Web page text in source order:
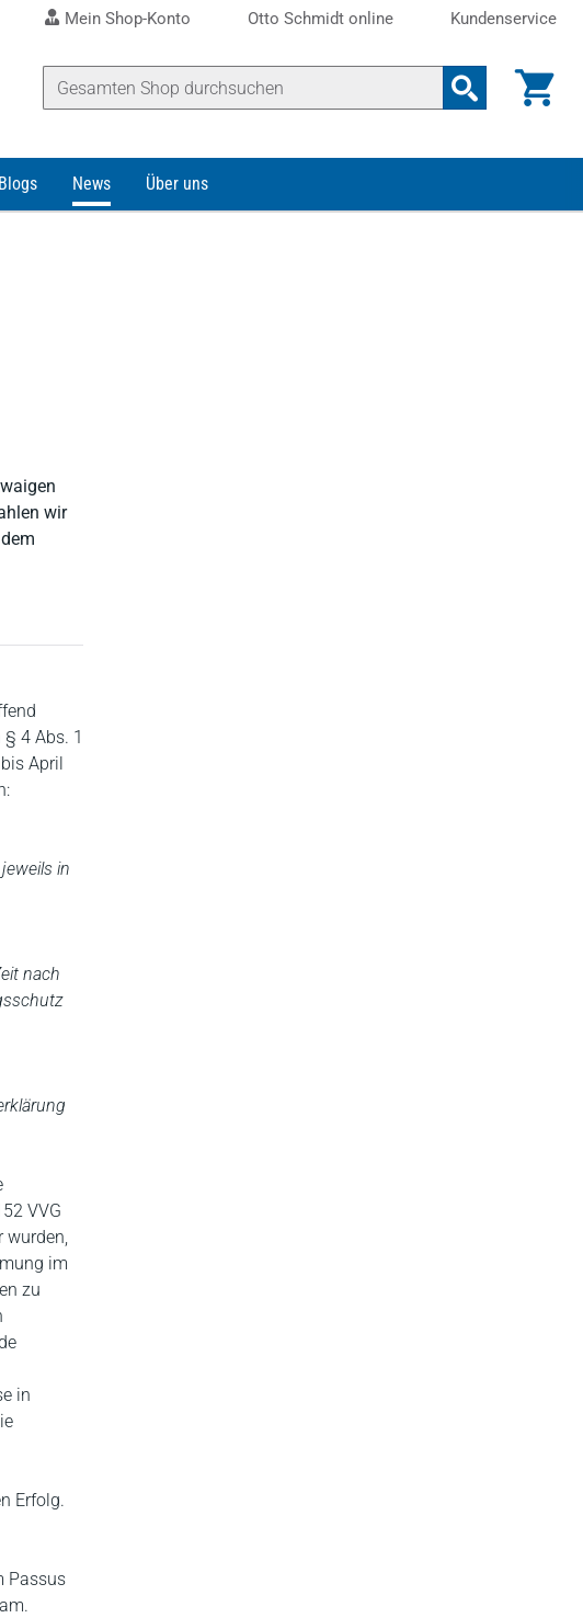
Mein Shop-Konto Otto Schmidt online Kundenservice
Blogs News Über uns
wir
4 Abs. 1
April
in
nach
VVG
wurden,
im
zu
in
Erfolg.
Passus